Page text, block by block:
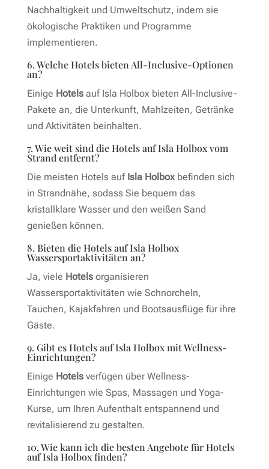
Nachhaltigkeit und Umweltschutz, indem sie
ökologische Praktiken und Programme
implementieren.
6. Welche Hotels bieten All-Inclusive-Optionen
an?
Einige Hotelsauf Isla Holbox bieten All-Inclusive-
Pakete an, die Unterkunft, Mahlzeiten, Getränke
und Aktivitäten beinhalten.
7. Wie weit sind die Hotels auf Isla Holbox vom
Strand entfernt?
Die meisten Hotels auf Isla Holboxbefinden sich
in Strandnähe, sodass Sie bequem das
kristallklare Wasser und den weißen Sand
genießen können.
8. Bieten die Hotels auf Isla Holbox
Wassersportaktivitäten an?
Ja, viele Hotelsorganisieren
Wassersportaktivitäten wie Schnorcheln,
Tauchen, Kajakfahren und Bootsausflüge für ihre
Gäste.
9. Gibt es Hotels auf Isla Holbox mit Wellness-
Einrichtungen?
Einige Hotelsverfügen über Wellness-
Einrichtungen wie Spas, Massagen und Yoga-
Kurse, um Ihren Aufenthalt entspannend und
revitalisierend zu gestalten.
10. Wie kann ich die besten Angebote für Hotels
auf Isla Holbox finden?